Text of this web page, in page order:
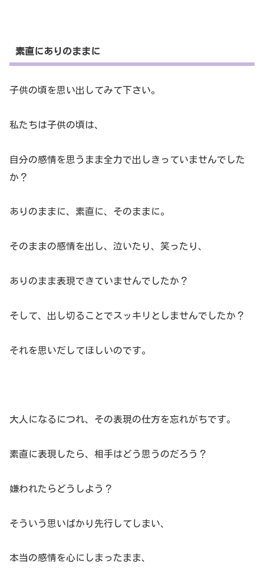
素直にありのままに
子供の頃を思い出してみて下さい。
私たちは子供の頃は、
自分の感情を思うまま全力で出しきっていませんでした
か？
ありのままに、素直に、そのままに。
そのままの感情を出し、泣いたり、笑ったり、
ありのまま表現できていませんでしたか？
そして、出し切ることでスッキリとしませんでしたか？
それを思いだしてほしいのです。
大人になるにつれ、その表現の仕方を忘れがちです。
素直に表現したら、相手はどう思うのだろう？
嫌われたらどうしよう？
そういう思いばかり先行してしまい、
本当の感情を心にしまったまま、